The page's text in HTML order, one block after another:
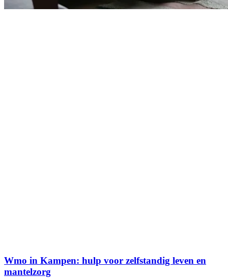
Wmo in Kampen: hulp voor zelfstandig leven en
mantelzorg